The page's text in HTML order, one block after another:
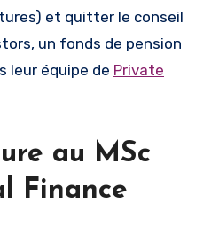
et quitter le conseil
un fonds de pension
leur équipe de Private
au MSc
Finance